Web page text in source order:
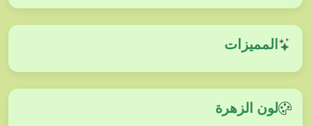
المميزات
لون الزهرة